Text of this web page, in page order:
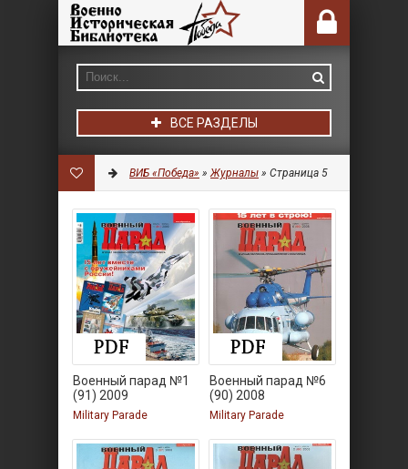
ВСЕ РАЗДЕЛЫ
ВИБ «Победа» »Журналы » Страница 5
Военный парад №1
(91) 2009
Military Parade
Военный парад №6
(90) 2008
Military Parade